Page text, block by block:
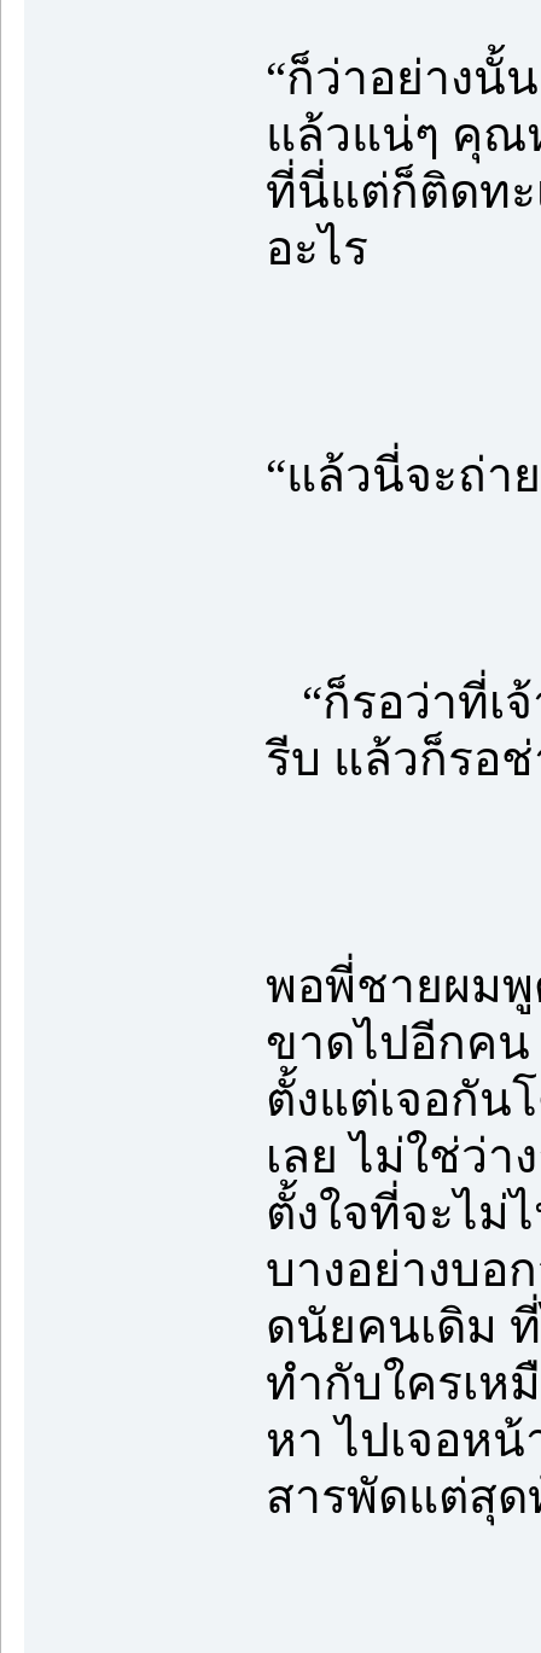
“ก็ว่าอย่างนั้
แล้วแน่ๆ คุณ
ที่นี่แต่ก็ติดท
อะไร
“แล้วนี่จะถ่า
“ก็รอว่าที่เ
รีบ แล้วก็รอ
พอพี่ชายผมพู
ขาดไปอีกคน
ตั้งแต่เจอกัน
เลย ไม่ใช่ว่
ตั้งใจที่จะไม่
บางอย่างบอ
ดนัยคนเดิม
ทำกับใครเห
หา ไปเจอห
สารพัดแต่สุด